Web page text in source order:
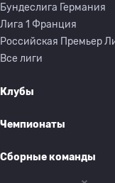
Бундеслига Германия
Лига 1 Франция
Российская Премьер
Все лиги
Клубы
Чемпионаты
Сборные команды